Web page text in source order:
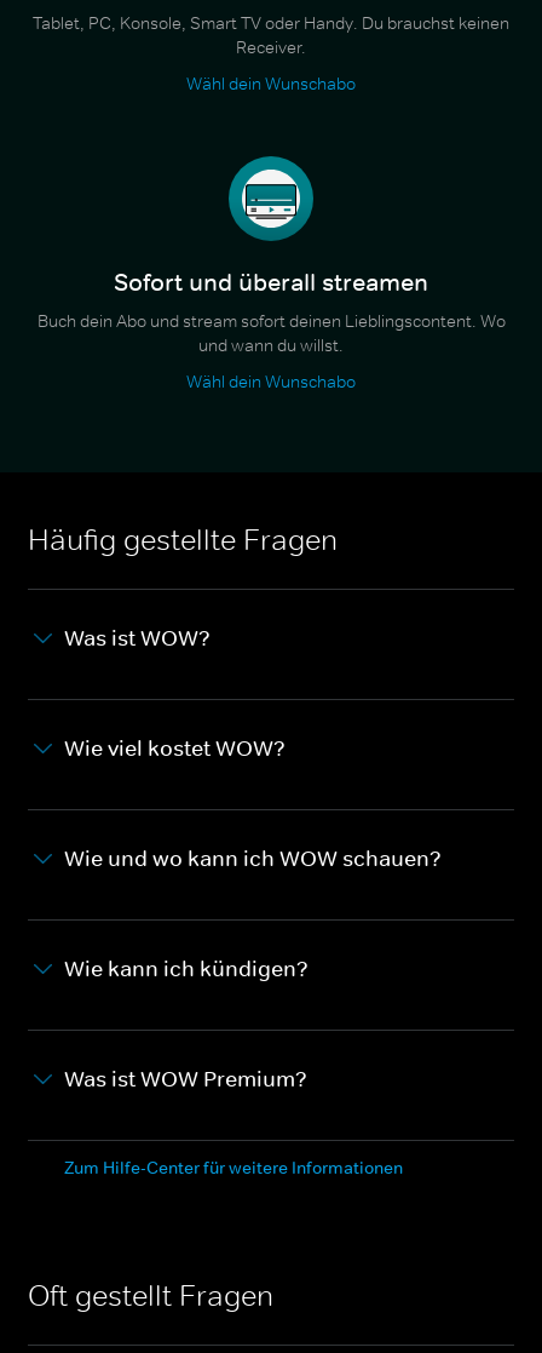
Tablet, PC, Konsole, Smart TV oder Handy. Du brauchst keinen
Receiver.
Wähl dein Wunschabo
Sofort und überall streamen
Buch dein Abo und stream sofort deinen Lieblingscontent. Wo
und wann du willst.
Wähl dein Wunschabo
Häufig gestellte Fragen
Was ist WOW?
Wie viel kostet WOW?
Wie und wo kann ich WOW schauen?
Wie kann ich kündigen?
Was ist WOW Premium?
Zum Hilfe-Center für weitere Informationen
Oft gestellt Fragen